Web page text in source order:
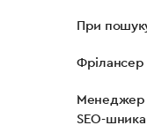
При
Фрілансер
Менеджер
SEO-